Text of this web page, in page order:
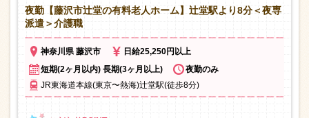
夜勤【藤沢市辻堂の有料老人ホーム】辻堂駅より8分＜夜専
派遣＞介護職
神奈川県 藤沢市
日給25,250円以上
短期(2ヶ月以内) 長期(3ヶ月以上)
夜勤のみ
JR東海道本線(東京〜熱海)辻堂駅(徒歩8分)